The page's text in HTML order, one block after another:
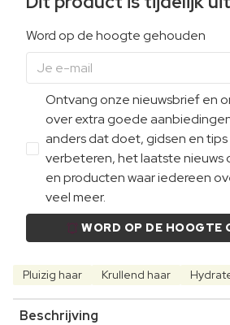
Word op de hoogte gehouden
Ontvang onze nieuwsbrief en
over extra goede
anders dat doet, gidsen en
verbeteren, het laatste nieuws
en producten waar iedereen
veel meer.
WORD OP DE HOOGTE
Pluizig haar Krullend haar
Beschrijving